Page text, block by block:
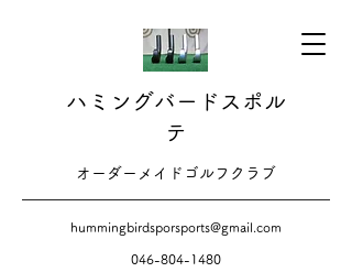
ハミングバードスポル
テ
​​オーダーメイドゴルフクラブ
hummingbirdsporsports@gmail.com
046-804-1480